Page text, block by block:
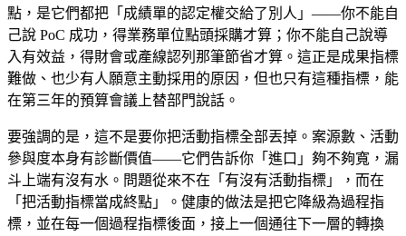
點，是它們都把「成績單的認定權交給了別人」——你不能自
己說 PoC 成功，得業務單位點頭採購才算；你不能自己說導
入有效益，得財會或產線認列那筆節省才算。這正是成果指標
難做、也少有人願意主動採用的原因，但也只有這種指標，能
在第三年的預算會議上替部門說話。
要強調的是，這不是要你把活動指標全部丟掉。案源數、活動
參與度本身有診斷價值——它們告訴你「進口」夠不夠寬，漏
斗上端有沒有水。問題從來不在「有沒有活動指標」，而在
「把活動指標當成終點」。健康的做法是把它降級為過程指
標，並在每一個過程指標後面，接上一個通往下一層的轉換